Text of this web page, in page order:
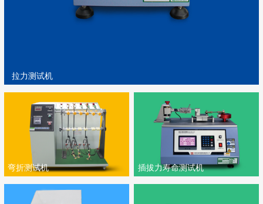
拉力测试机
弯折测试机 插拔力寿命测试机